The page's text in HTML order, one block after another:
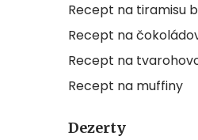
Recept na tiramisu
Recept na
Recept na
Recept na muffiny
Dezerty